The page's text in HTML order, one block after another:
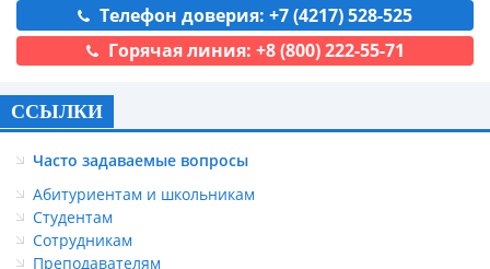
Телефон доверия: +7 (4217) 528-525
Горячая линия: +8 (800) 222-55-71
ССЫЛКИ
Часто задаваемые вопросы
Абитуриентам и школьникам
Студентам
Сотрудникам
Преподавателям